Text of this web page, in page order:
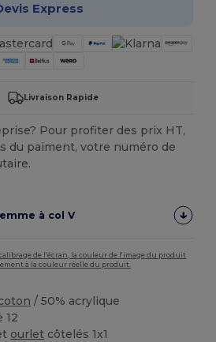
Express
Livraison Rapide
Pour profiter des prix HT,
du paiment, votre numéro de
à col V
de l'écran, la couleur de l'image du produit
à la couleur réelle du produit.
/ 50% acrylique
12
ourlet côtelés 1x1